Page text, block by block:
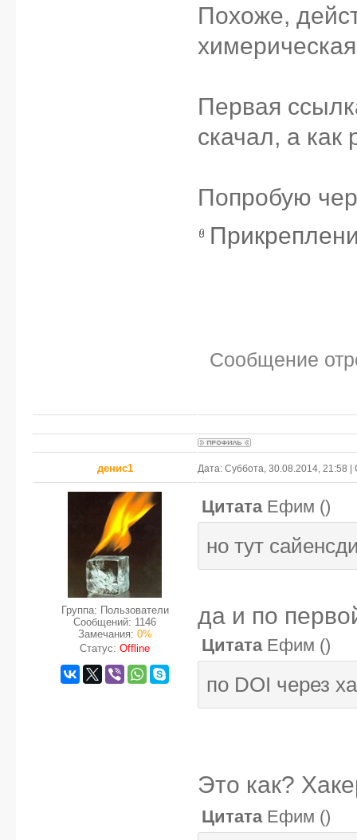
Похоже,
Первая
скачал, а как
Попробую
Сообщение
денис1 Дата: Суббота, 30.08.2014, 21:58
Группа: Пользователи
Сообщений: 1146
Замечания: 0%
Статус: Offline
Цитата Ефим ()
но тут
да и по
Цитата Ефим ()
по DOI через
Это как?
Цитата Ефим ()